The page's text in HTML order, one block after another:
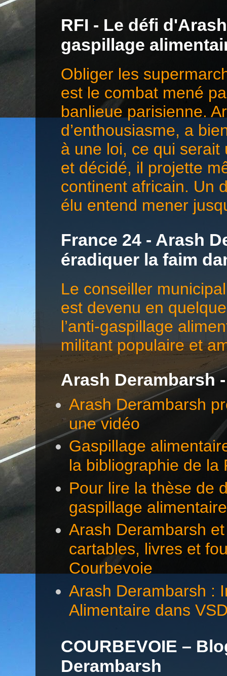
RFI - Le défi
gaspillage
Obliger les
est le combat mené
banlieue parisienne.
d’enthousiasme, a
à une loi, ce qui
et décidé, il projette
continent africain. Un
élu entend mener
France 24 - Arash
éradiquer la faim
Le conseiller
est devenu en
l’anti-gaspillage
militant populaire et
Arash Derambarsh
Arash Derambarsh
une vidéo
Gaspillage
la bibliographie de la
Pour lire la thèse de
gaspillage alimentaire
Arash Derambarsh
cartables, livres et
Courbevoie
Arash Derambarsh :
Alimentaire dans
COURBEVOIE –
Derambarsh